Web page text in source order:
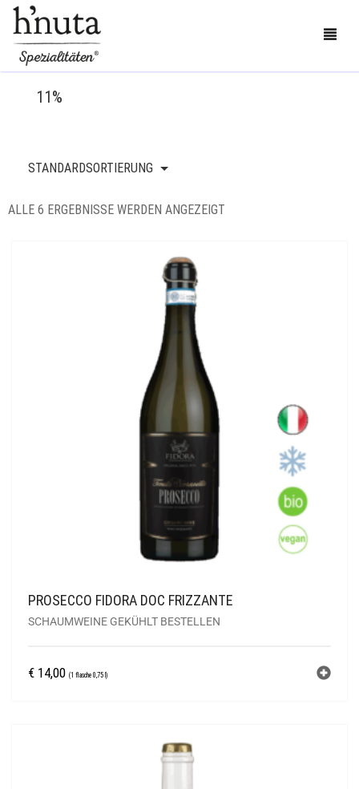
11%
STANDARDSORTIERUNG
ALLE 6 ERGEBNISSE WERDEN ANGEZEIGT
PROSECCO FIDORA DOC FRIZZANTE
SCHAUMWEINE GEKÜHLT BESTELLEN
€ 14,00 (1 flasche 0,75 l)